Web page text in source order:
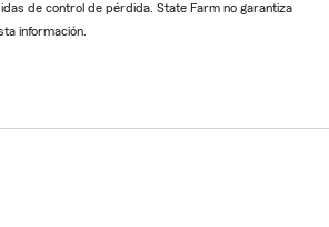
de control de pérdida. State Farm no garantiza
información.